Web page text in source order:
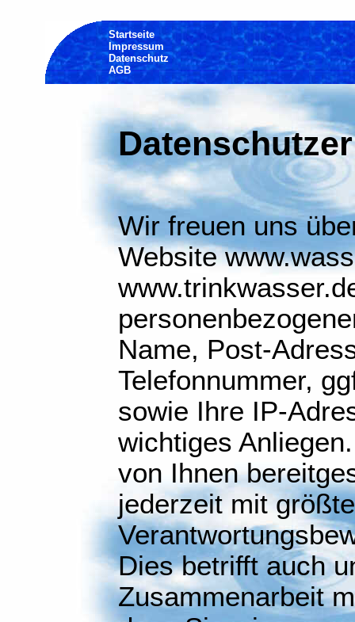
Startseite
Impressum
Datenschutz
AGB
Wir freuen uns
Website
Name, Post-
Telefonnummer,
sowie Ihre IP-
wichtiges
von Ihnen
jederzeit mit
Dies betrifft auch
Zusammenarbeit